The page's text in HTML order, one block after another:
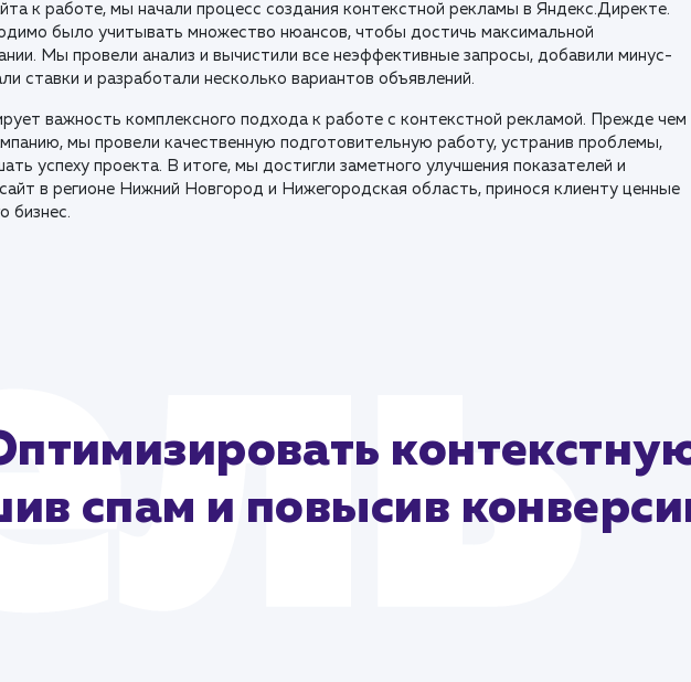
к работе, мы начали процесс создания контекстной рекламы в Яндекс.Директе.
было учитывать множество нюансов, чтобы достичь максимальной
Мы провели анализ и вычистили все неэффективные запросы, добавили минус-
ставки и разработали несколько вариантов объявлений.
важность комплексного подхода к работе с контекстной рекламой. Прежде чем
мы провели качественную подготовительную работу, устранив проблемы,
успеху проекта. В итоге, мы достигли заметного улучшения показателей и
в регионе Нижний Новгород и Нижегородская область, принося клиенту ценные
бизнес.
спам и повысив